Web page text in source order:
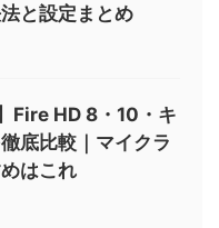
と設定まとめ
Fire HD 8・10・キ
底比較｜マイクラ
はこれ